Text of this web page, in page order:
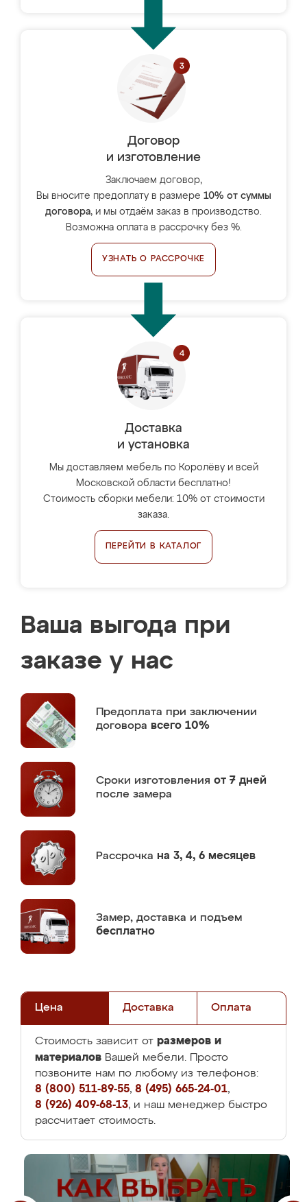
Договор
и изготовление
Заключаем договор,
Вы вносите предоплату в размере 10% от суммы
договора, и мы отдаём заказ в производство.
Возможна оплата в рассрочку без %.
УЗНАТЬ О РАССРОЧКЕ
Доставка
и установка
Мы доставляем мебель по Королёву и всей
Московской области бесплатно!
Стоимость сборки мебели: 10% от стоимости
заказа.
ПЕРЕЙТИ В КАТАЛОГ
Ваша выгода при
заказе у нас
Предоплата при заключении
договора всего 10%
Сроки изготовления от 7 дней
после замера
Рассрочка на 3, 4, 6 месяцев
Замер, доставка и подъем
бесплатно
Цена Доставка Оплата
Стоимость зависит от размеров и
материалов Вашей мебели. Просто
позвоните нам по любому из телефонов:
8 (800) 511-89-55, 8 (495) 665-24-01,
8 (926) 409-68-13, и наш менеджер быстро
рассчитает стоимость.